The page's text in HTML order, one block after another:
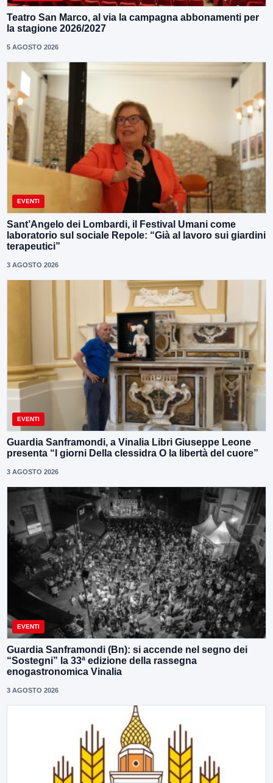
Teatro San Marco, al via la campagna abbonamenti per
la stagione 2026/2027
5 AGOSTO 2026
EVENTI
Sant’Angelo dei Lombardi, il Festival Umani come
laboratorio sul sociale Repole: “Già al lavoro sui giardini
terapeutici”
3 AGOSTO 2026
EVENTI
Guardia Sanframondi, a Vinalia Libri Giuseppe Leone
presenta “I giorni Della clessidra O la libertà del cuore”
3 AGOSTO 2026
EVENTI
Guardia Sanframondi (Bn): si accende nel segno dei
“Sostegni” la 33ª edizione della rassegna
enogastronomica Vinalia
3 AGOSTO 2026